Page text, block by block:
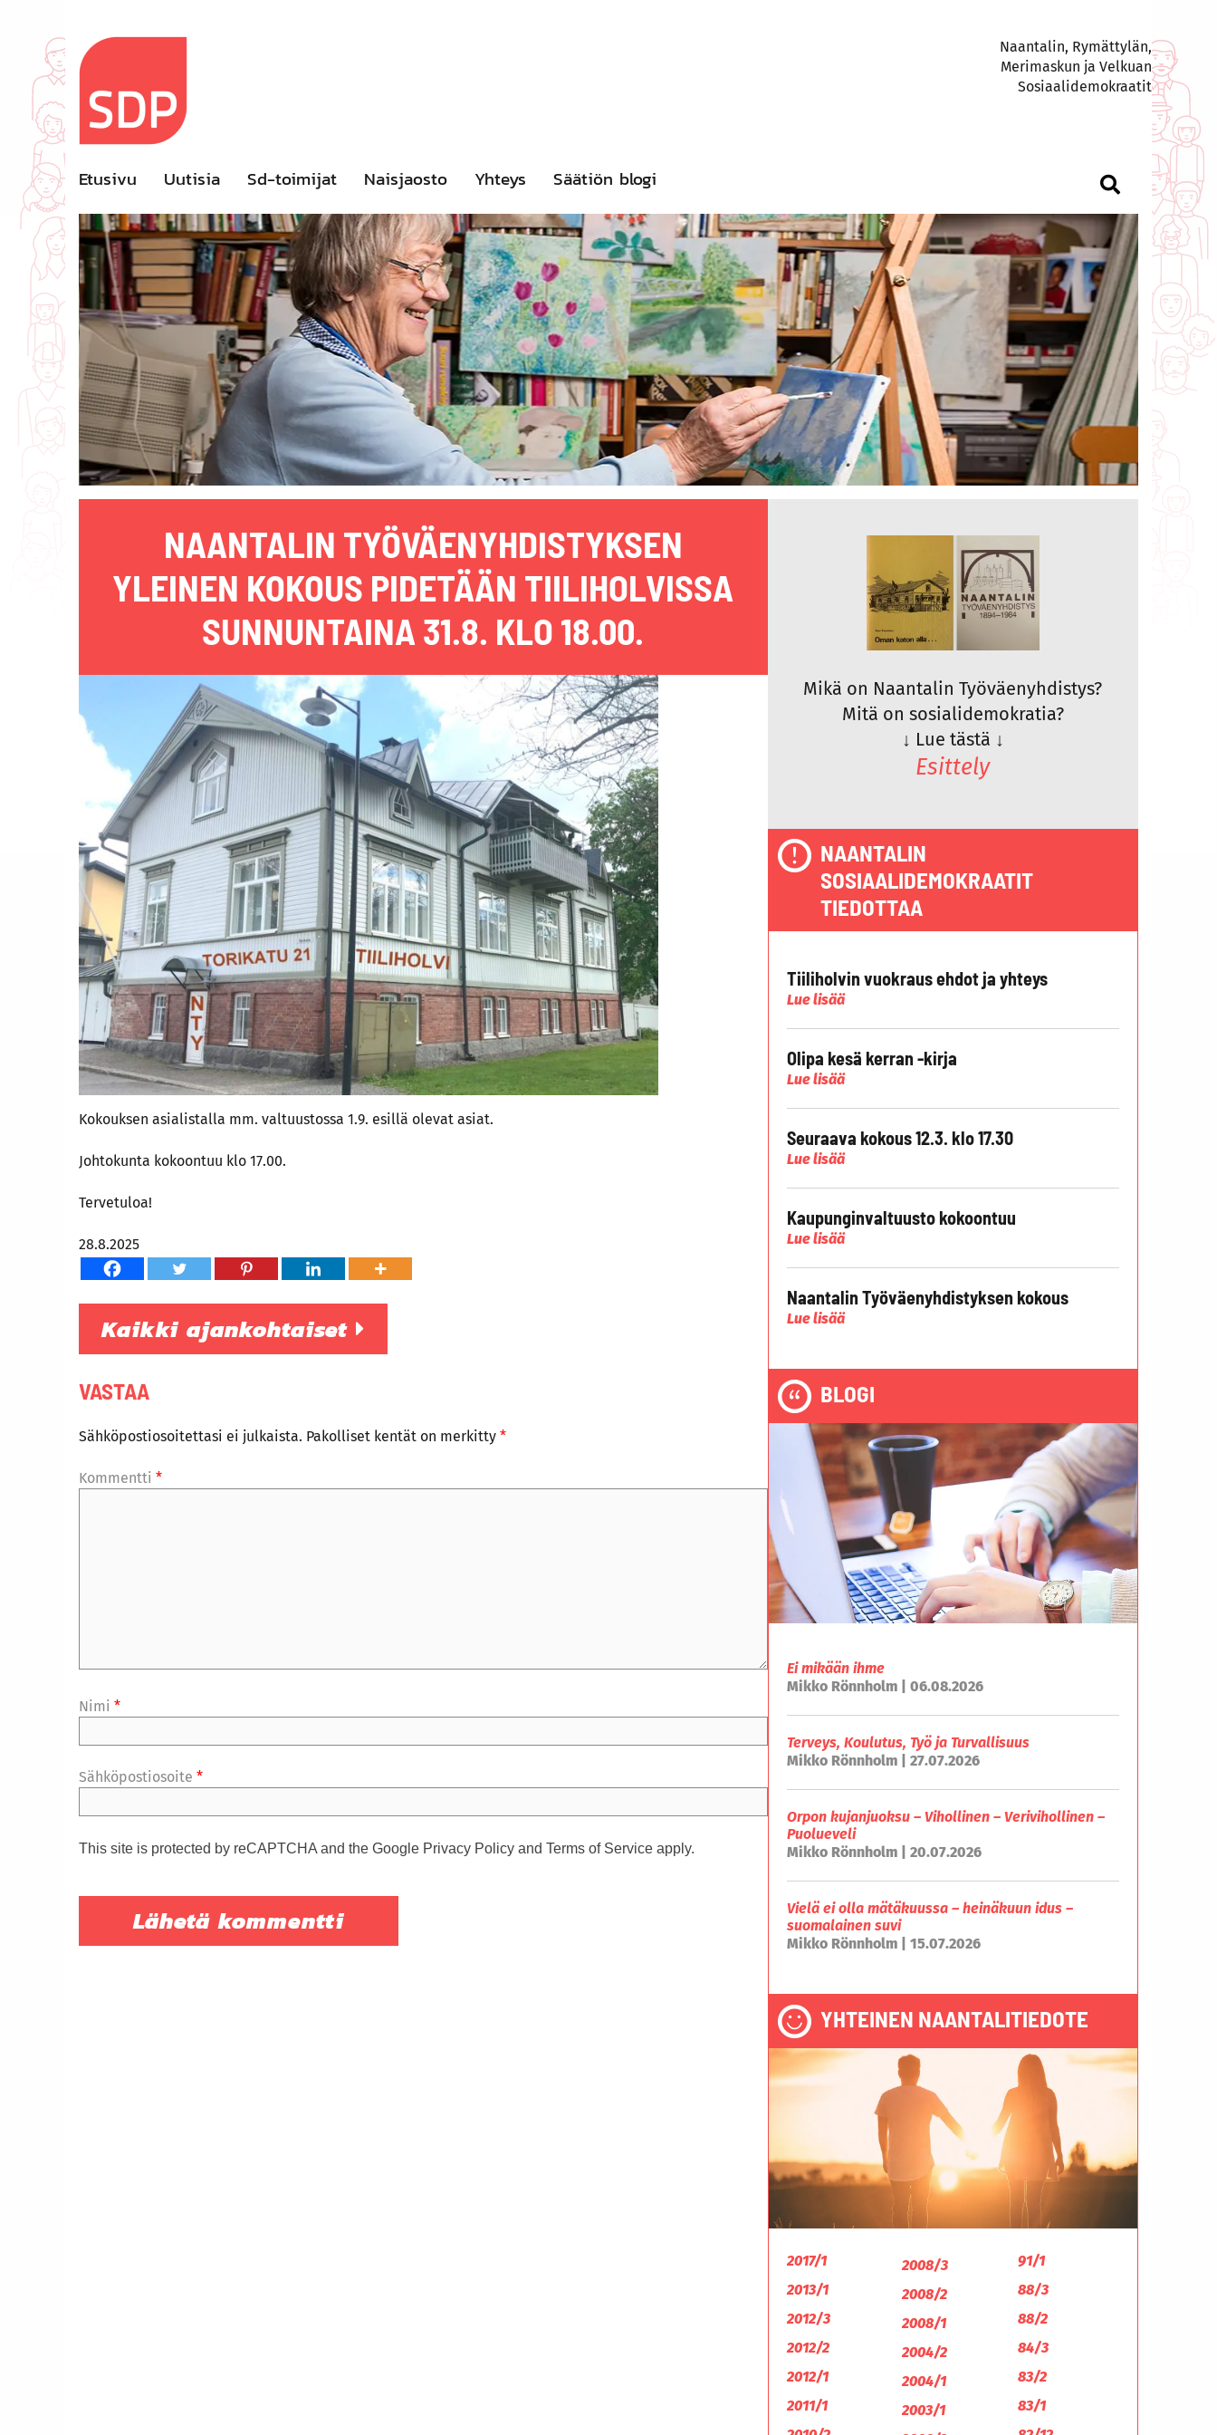
content
Naantalin, Rymättylän,
Merimaskun ja Velkuan
Sosiaalidemokraatit
Etusivu Uutisia Sd-toimijat Naisjaosto Yhteys Säätiön blogi
NAANTALIN TYÖVÄENYHDISTYKSEN
YLEINEN KOKOUS PIDETÄÄN TIILIHOLVISSA
SUNNUNTAINA 31.8. KLO 18.00.
Kokouksen asialistalla mm. valtuustossa 1.9. esillä olevat asiat.
Johtokunta kokoontuu klo 17.00.
Tervetuloa!
28.8.2025
Kaikki ajankohtaiset
VASTAA
Sähköpostiosoitettasi ei julkaista. Pakolliset kentät on merkitty *
Kommentti *
Nimi *
Sähköpostiosoite *
This site is protected by reCAPTCHA and the Google Privacy Policy and Terms of Service apply.
Mikä on Naantalin Työväenyhdistys?
Mitä on sosialidemokratia?
↓ Lue tästä ↓
Esittely
NAANTALIN
SOSIAALIDEMOKRAATIT
TIEDOTTAA
Tiiliholvin vuokraus ehdot ja yhteys
Lue lisää
Olipa kesä kerran -kirja
Lue lisää
Seuraava kokous 12.3. klo 17.30
Lue lisää
Kaupunginvaltuusto kokoontuu
Lue lisää
Naantalin Työväenyhdistyksen kokous
Lue lisää
BLOGI
Ei mikään ihme
Mikko Rönnholm | 06.08.2026
Terveys, Koulutus, Työ ja Turvallisuus
Mikko Rönnholm | 27.07.2026
Orpon kujanjuoksu – Vihollinen – Verivihollinen –
Puolueveli
Mikko Rönnholm | 20.07.2026
Vielä ei olla mätäkuussa – heinäkuun idus –
suomalainen suvi
Mikko Rönnholm | 15.07.2026
YHTEINEN NAANTALITIEDOTE
2017/1
2013/1
2012/3
2012/2
2012/1
2011/1
2008/3
2008/2
2008/1
2004/2
2004/1
2003/1
91/1
88/3
88/2
84/3
83/2
83/1